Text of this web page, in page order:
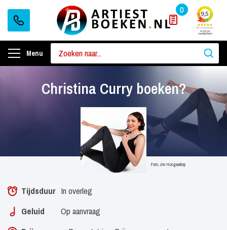
0
Menu
Christina Curry boeken?
Foto: Jim Hoogendorp
Tijdsduur In overleg
Geluid
Op aanvraag